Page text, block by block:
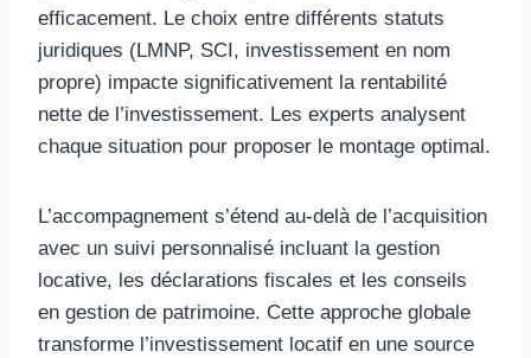
efficacement. Le choix entre différents statuts
juridiques (LMNP, SCI, investissement en nom
propre) impacte significativement la rentabilité
nette de l’investissement. Les experts analysent
chaque situation pour proposer le montage optimal.
L’accompagnement s’étend au-delà de l’acquisition
avec un suivi personnalisé incluant la gestion
locative, les déclarations fiscales et les conseils
en gestion de patrimoine. Cette approche globale
transforme l’investissement locatif en une source